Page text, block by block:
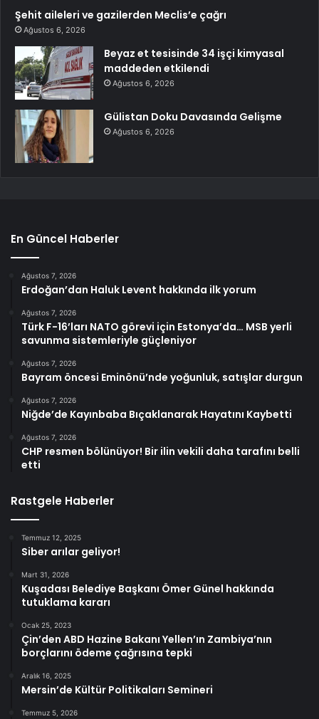
Şehit aileleri ve gazilerden Meclis’e çağrı
Ağustos 6, 2026
Beyaz et tesisinde 34 işçi kimyasal
maddeden etkilendi
Ağustos 6, 2026
Gülistan Doku Davasında Gelişme
Ağustos 6, 2026
En Güncel Haberler
Ağustos 7, 2026
Erdoğan’dan Haluk Levent hakkında ilk yorum
Ağustos 7, 2026
Türk F-16’ları NATO görevi için Estonya’da… MSB yerli
savunma sistemleriyle güçleniyor
Ağustos 7, 2026
Bayram öncesi Eminönü’nde yoğunluk, satışlar durgun
Ağustos 7, 2026
Niğde’de Kayınbaba Bıçaklanarak Hayatını Kaybetti
Ağustos 7, 2026
CHP resmen bölünüyor! Bir ilin vekili daha tarafını belli
etti
Rastgele Haberler
Temmuz 12, 2025
Siber arılar geliyor!
Mart 31, 2026
Kuşadası Belediye Başkanı Ömer Günel hakkında
tutuklama kararı
Ocak 25, 2023
Çin’den ABD Hazine Bakanı Yellen’ın Zambiya’nın
borçlarını ödeme çağrısına tepki
Aralık 16, 2025
Mersin’de Kültür Politikaları Semineri
Temmuz 5, 2026